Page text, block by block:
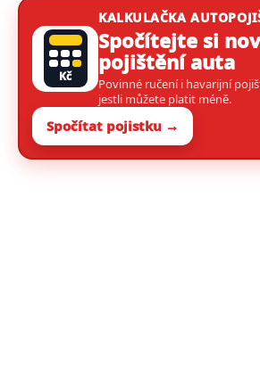
Kč
KALKULAČKA
Spočítejte si
pojištění auta
Povinné ručení i havarijní
jestli můžete platit méně.
Spočítat pojistku →